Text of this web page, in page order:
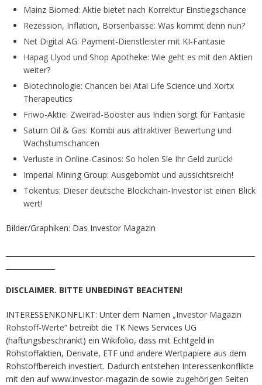
Mainz Biomed: Aktie bietet nach Korrektur Einstiegschance
Rezession, Inflation, Borsenbaisse: Was kommt denn nun?
Net Digital AG: Payment-Dienstleister mit KI-Fantasie
Hapag Llyod und Shop Apotheke: Wie geht es mit den Aktien
weiter?
Biotechnologie: Chancen bei Atai Life Science und Xortx
Therapeutics
Friwo-Aktie: Zweirad-Booster aus Indien sorgt für Fantasie
Saturn Oil & Gas: Kombi aus attraktiver Bewertung und
Wachstumschancen
Verluste in Online-Casinos: So holen Sie Ihr Geld zurück!
Imperial Mining Group: Ausgebombt und aussichtsreich!
Tokentus: Dieser deutsche Blockchain-Investor ist einen Blick
wert!
Bilder/Graphiken: Das Investor Magazin
DISCLAIMER. BITTE UNBEDINGT BEACHTEN!
INTERESSENKONFLIKT: Unter dem Namen „Investor Magazin
Rohstoff-Werte“ betreibt die TK News Services UG
(haftungsbeschränkt) ein Wikifolio, dass mit Echtgeld in
Rohstoffaktien, Derivate, ETF und andere Wertpapiere aus dem
Rohstoffbereich investiert. Dadurch entstehen Interessenkonflikte
mit den auf www.investor-magazin.de sowie zugehörigen Seiten